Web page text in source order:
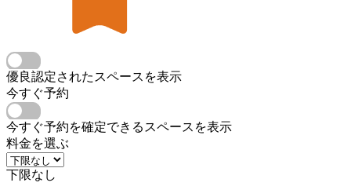
優良認定されたスペースを表示
今すぐ予約
今すぐ予約を確定できるスペースを表示
料金を選ぶ
下限なし